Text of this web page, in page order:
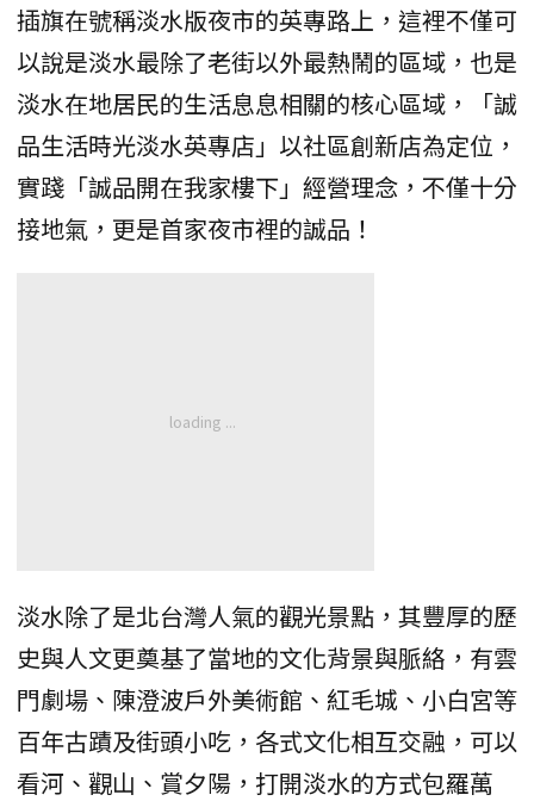
插旗在號稱淡水版夜市的英專路上，這裡不僅可
以說是淡水最除了老街以外最熱鬧的區域，也是
淡水在地居民的生活息息相關的核心區域，「誠
品生活時光淡水英專店」以社區創新店為定位，
實踐「誠品開在我家樓下」經營理念，不僅十分
接地氣，更是首家夜市裡的誠品！
淡水除了是北台灣人氣的觀光景點，其豐厚的歷
史與人文更奠基了當地的文化背景與脈絡，有雲
門劇場、陳澄波戶外美術館、紅毛城、小白宮等
百年古蹟及街頭小吃，各式文化相互交融，可以
看河、觀山、賞夕陽，打開淡水的方式包羅萬